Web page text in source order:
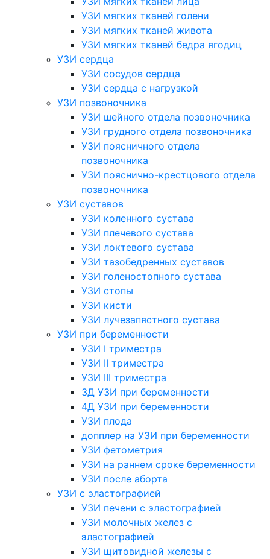
УЗИ мягких тканей голени
УЗИ мягких тканей живота
УЗИ мягких тканей бедра ягодиц
УЗИ сердца
УЗИ сосудов сердца
УЗИ сердца с нагрузкой
УЗИ позвоночника
УЗИ шейного отдела позвоночника
УЗИ грудного отдела позвоночника
УЗИ поясничного отдела
позвоночника
УЗИ пояснично-крестцового отдела
позвоночника
УЗИ суставов
УЗИ коленного сустава
УЗИ плечевого сустава
УЗИ локтевого сустава
УЗИ тазобедренных суставов
УЗИ голеностопного сустава
УЗИ стопы
УЗИ кисти
УЗИ лучезапястного сустава
УЗИ при беременности
УЗИ I триместра
УЗИ II триместра
УЗИ III триместра
3Д УЗИ при беременности
4Д УЗИ при беременности
УЗИ плода
допплер на УЗИ при беременности
УЗИ фетометрия
УЗИ на раннем сроке беременности
УЗИ после аборта
УЗИ с эластографией
УЗИ печени с эластографией
УЗИ молочных желез с
эластографией
УЗИ щитовидной железы с